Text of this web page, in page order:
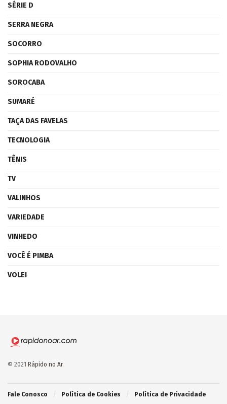
SÉRIE D
SERRA NEGRA
SOCORRO
SOPHIA RODOVALHO
SOROCABA
SUMARÉ
TAÇA DAS FAVELAS
TECNOLOGIA
TÊNIS
TV
VALINHOS
VARIEDADE
VINHEDO
VOCÊ É PIMBA
VOLEI
© 2021 Rápido no Ar.
Fale Conosco Política de Cookies Política de Privacidade